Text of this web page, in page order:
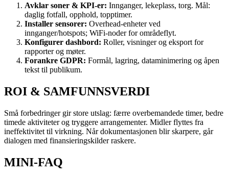
Avklar soner & KPI-er: Innganger, lekeplass, torg. Mål:
daglig fotfall, opphold, topptimer.
Installer sensorer: Overhead-enheter ved
innganger/hotspots; WiFi-noder for områdeflyt.
Konfigurer dashbord: Roller, visninger og eksport for
rapporter og møter.
Forankre GDPR: Formål, lagring, dataminimering og åpen
tekst til publikum.
ROI & SAMFUNNSVERDI
Små forbedringer gir store utslag: færre overbemandede timer, bedre
timede aktiviteter og tryggere arrangementer. Midler flyttes fra
ineffektivitet til virkning. Når dokumentasjonen blir skarpere, går
dialogen med finansieringskilder raskere.
MINI-FAQ